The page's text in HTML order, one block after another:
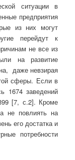
ситуации в
предприятия
из них могут
перейдут к
не все из
на развитие
даже невзирая
сферы. Если в
1674 заведений
[7, с.2]. Кроме
не повлиять на
его достатка и
потребности